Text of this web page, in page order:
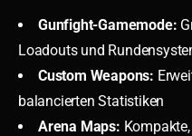
Gunfight-Gamemode:
Loadouts und
Custom Weapons:
balancierten Statistiken
Arena Maps: